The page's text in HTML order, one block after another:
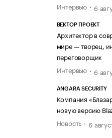
Интервью
6
ВЕКТОР ПРОЕКТ
Архитектор в
мире — творец,
переговорщик
Интервью
6
ANGARA SECURITY
Компания
новую версию
Новость
6